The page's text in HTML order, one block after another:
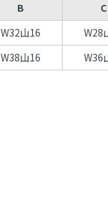
B
C
W32山16
W28
W38山16 W36